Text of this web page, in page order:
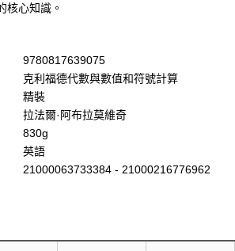
核心知識。
9780817639075
克利福德代數與數值和符號計算
精裝
拉法爾·阿布拉莫維奇
830g
英語
21000063733384 - 21000216776962